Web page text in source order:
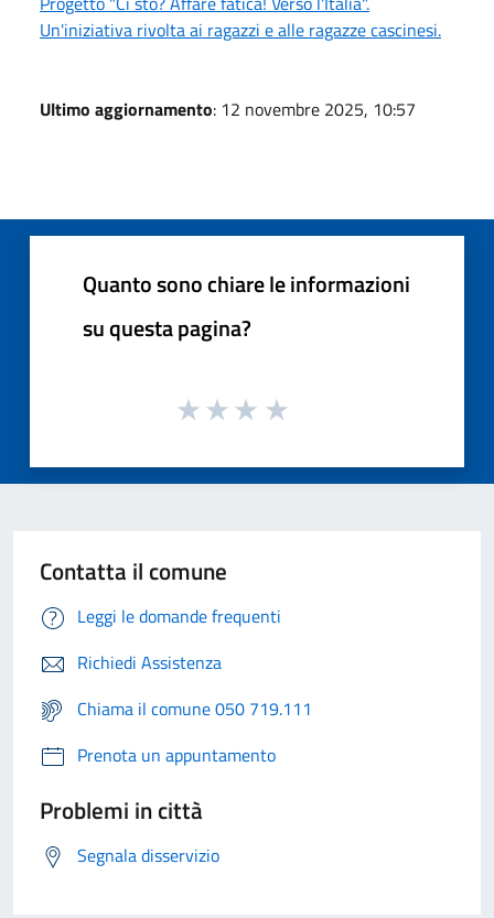
Un'iniziativa rivolta ai ragazzi e alle ragazze cascinesi.
Ultimo aggiornamento: 12 novembre 2025, 10:57
Quanto sono chiare le informazioni
su questa pagina?
Contatta il comune
Leggi le domande frequenti
Richiedi Assistenza
Chiama il comune 050 719.111
Prenota un appuntamento
Problemi in città
Segnala disservizio